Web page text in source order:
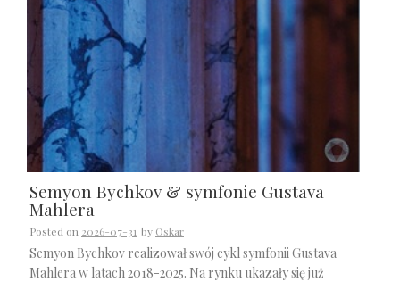
Semyon Bychkov & symfonie Gustava
Mahlera
Posted on 2026-07-31 by Oskar
Semyon Bychkov realizował swój cykl symfonii Gustava
Mahlera w latach 2018-2025. Na rynku ukazały się już